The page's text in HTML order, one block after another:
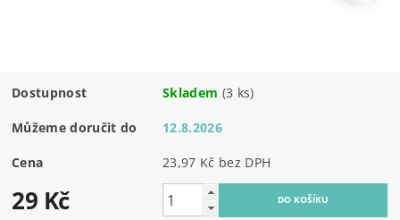
Dostupnost Skladem (3 ks)
Můžeme doručit do 12.8.2026
Cena 23,97 Kč bez DPH
29 Kč